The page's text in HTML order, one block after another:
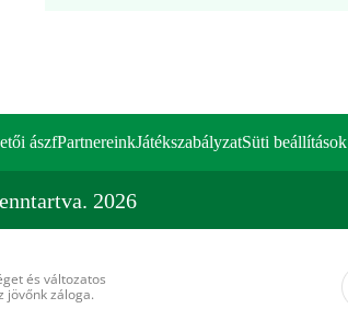
ászfPartnereinkJátékszabályzatSüti beállítások
2026
és változatos
jövőnk záloga.